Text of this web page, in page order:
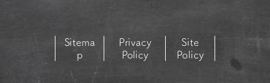
Sitema
p
Privacy
Policy
Site
Policy